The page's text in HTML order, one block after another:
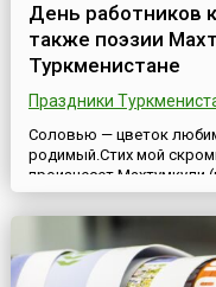
День работников
также поэзии
Туркменистане
Праздники
Соловью — цветок
родимый.Стих мой
произнесет.Махтумкули
27 июня в
культуры и искусства, а
Фраги.Махтумкули
точная дата
классик туркменской...